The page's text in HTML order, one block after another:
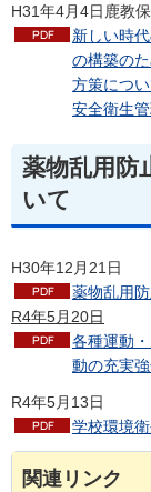
H31年4月4日鹿教
新しい時
の構築の
方策につ
安全衛生
薬物乱用防
いて
H30年12月21日
薬物乱用
R4年5月20日
各種運動
動の充実
R4年5月13日
学校環境
関連リンク